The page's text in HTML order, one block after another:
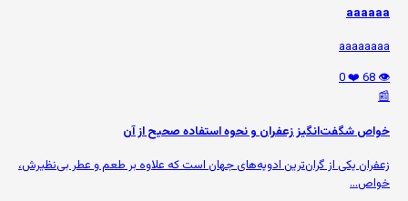
aaaaaa
aaaaaaaa
👁️ 68
❤️ 0
📰
خواص شگفت‌انگیز زعفران و نحوه استفاده صحیح از آن
زعفران یکی از گران‌ترین ادویه‌های جهان است که علاوه بر طعم و عطر بی‌نظیرش،
خواص...